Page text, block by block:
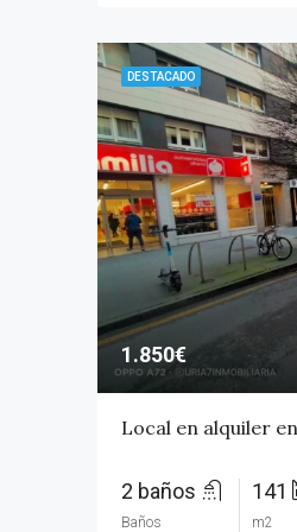
DESTACADO
1.850€
Local en alquiler
2 baños
Baños
141
m2